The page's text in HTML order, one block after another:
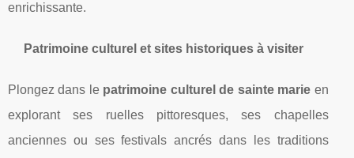
enrichissante.
Patrimoine culturel et sites historiques à visiter
Plongez dans le patrimoine culturel de sainte marie en
explorant ses ruelles pittoresques, ses chapelles
anciennes ou ses festivals ancrés dans les traditions